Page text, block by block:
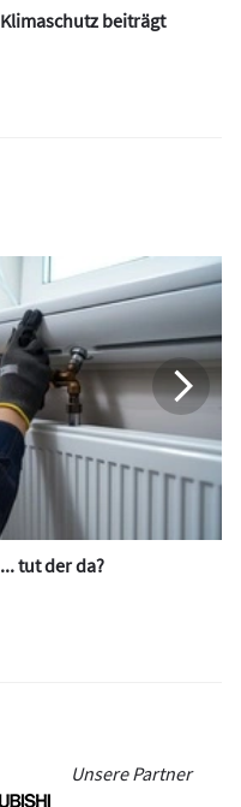
beiträgt
tut der da?
Unsere Partner